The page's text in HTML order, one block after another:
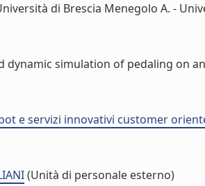
di Brescia Menegolo A. -
dynamic simulation of pedaling on
e servizi innovativi customer
(Unità di personale esterno)